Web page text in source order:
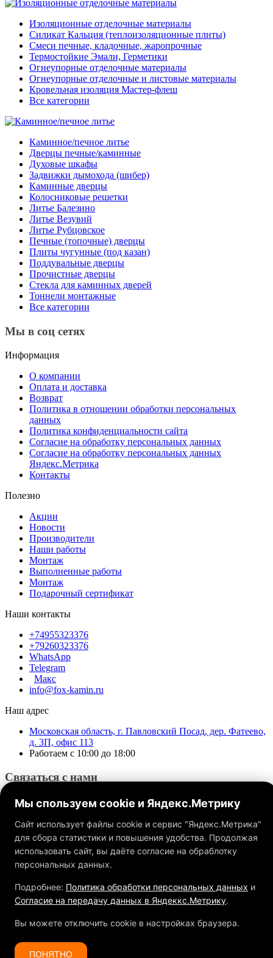
Изоляционные отделочные материалы
Силикат Кальция (теплоизоляционные плиты)
Смеси печные, кладочные, жаропрочные
Термостойкие Эмали, Герметики
Огнеупорные отделочные материалы
Огнеупорные отделочные и листовые материалы
Кровельная изоляция Мастер-флеш
Все категории
Каминное/печное литье
Дверцы печные/каминные
Духовые шкафы
Задвижки дымохода (шибер)
Каминные дверцы
Колосниковые решетки
Литье Балезино
Литье Везувий
Литье Рубцовское
Печные (топочные) дверцы
Плиты чугунные (под казан)
Поддувальные дверцы
Прочистные дверцы
Стекла для каминных дверей
Тоннели монтажные
Все категории
Мы в соц сетях
Информация
О компании
Оплата и доставка
Возврат
Политика в отношении обработки персональных
данных
Политика конфиденциальности сайта
Согласие на обработку персональных данных
Согласие на обработку персональных данных
Яндекс.Метрика
Контакты
Полезно
Акции
Новости
Производители
Наши работы
Монтаж
Выполненные работы
Монтаж
Подарочный сертификат
Наши контакты
+74955323376
+79260323376
WhatsApp
Telegram
Макс
info@fox-kamin.ru
Наш адрес
Московская область, г. Павловский Посад, дер. Фатеево,
д. 3П, офис 113
Работаем с 10:00 до 18:00
Связаться с нами
Обращаем ваше внимание на то, что данный интернет-сайт, а
также вся информация о товарах и ценах, предоставленная на
при каких условиях не является публичной офертой,
определяемой положениями Статьи 437 ГК РФ.
Мы спользуем cookie и Яндекс.Метрику
Сайт использует файлы cookie и сервис "Яндекс.Метрика"
для сбора статистики и повышения удобства. Продолжая
использовать сайт, вы даёте согласие на обраблотку
персональных данных.
Подробнее: Политика обработки персональных данных и
Согласие на передачу данных в Яндеккс.Метрику.
Вы можете отключить cookie в настройках браузера.
ПОНЯТНО